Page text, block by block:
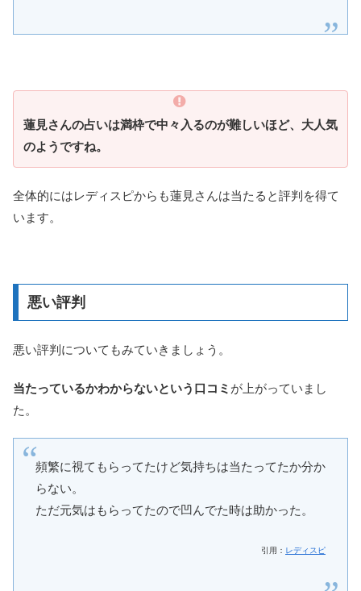
蓮見さんの占いは満枠で中々入るのが難しいほど、大人気
のようですね。
全体的にはレディスピからも蓮見さんは当たると評判を得て
います。
悪い評判
悪い評判についてもみていきましょう。
当たっているかわからないという口コミ が上がっていまし
た。
頻繁に視てもらってたけど気持ちは当たってたか分か
らない。
ただ元気はもらってたので凹んでた時は助かった。
引用： レディスピ